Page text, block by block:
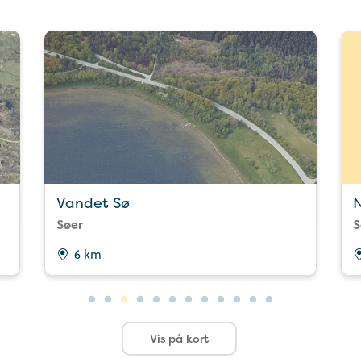
Vandet Sø
Søer
6 km
Vis på kort